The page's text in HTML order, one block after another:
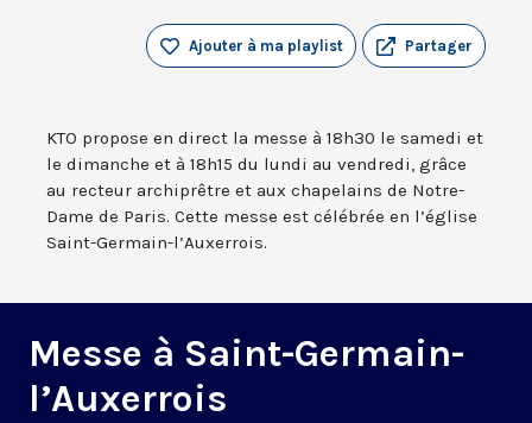
Partager
Ajouter à ma playlist
KTO propose en direct la messe à 18h30 le samedi et
le dimanche et à 18h15 du lundi au vendredi, grâce
au recteur archiprêtre et aux chapelains de Notre-
Dame de Paris. Cette messe est célébrée en l’église
Saint-Germain-l’Auxerrois.
Messe à Saint-Germain-
l’Auxerrois